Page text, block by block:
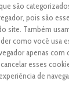
são
pois são
site. Também
como você usa
apenas
esses
de